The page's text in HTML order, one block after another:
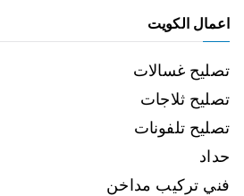
اعمال الكويت
تصليح غسالات
تصليح ثلاجات
تصليح تلفونات
حداد
فني تركيب مداخن